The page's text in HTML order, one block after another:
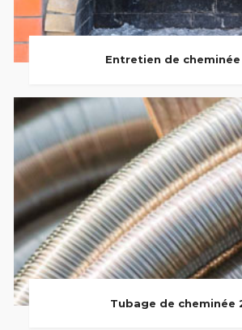
Entretien de cheminée
Tubage de cheminée